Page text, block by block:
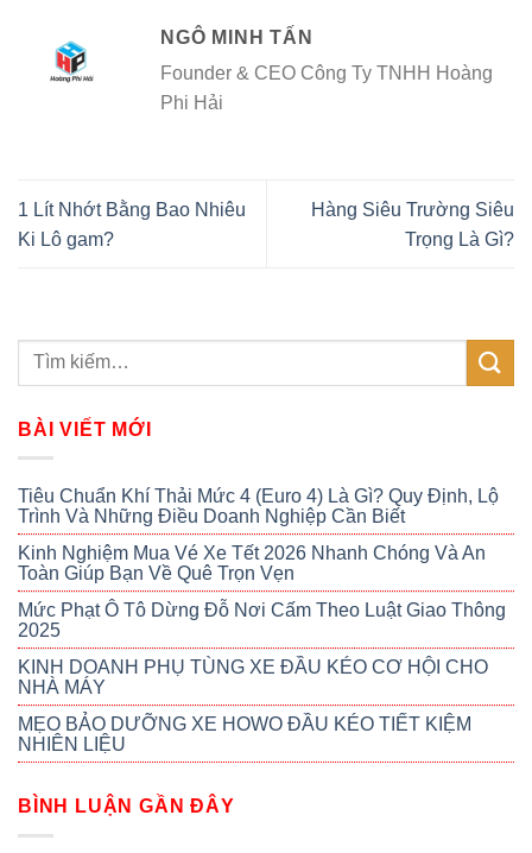
NGÔ MINH TẤN
Founder & CEO Công Ty TNHH Hoàng
Phi Hải
1 Lít Nhớt Bằng Bao Nhiêu
Ki Lô gam?
Hàng Siêu Trường Siêu
Trọng Là Gì?
BÀI VIẾT MỚI
Tiêu Chuẩn Khí Thải Mức 4 (Euro 4) Là Gì? Quy Định, Lộ
Trình Và Những Điều Doanh Nghiệp Cần Biết
Kinh Nghiệm Mua Vé Xe Tết 2026 Nhanh Chóng Và An
Toàn Giúp Bạn Về Quê Trọn Vẹn
Mức Phạt Ô Tô Dừng Đỗ Nơi Cấm Theo Luật Giao Thông
2025
KINH DOANH PHỤ TÙNG XE ĐẦU KÉO CƠ HỘI CHO
NHÀ MÁY
MẸO BẢO DƯỠNG XE HOWO ĐẦU KÉO TIẾT KIỆM
NHIÊN LIỆU
BÌNH LUẬN GẦN ĐÂY